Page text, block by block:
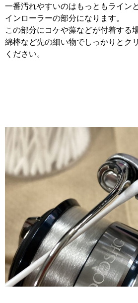
一番汚れやすいのはもっともライン
インローラーの部分になります。
この部分にコケや藻などが付着する
綿棒など先の細い物でしっかりとク
ください。